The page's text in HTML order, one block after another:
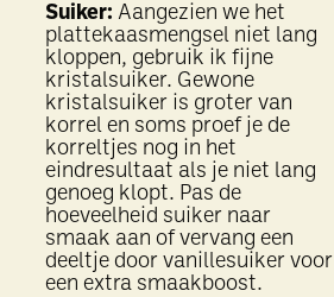
Suiker: Aangezien we het
plattekaasmengsel niet lang
kloppen, gebruik ik fijne
kristalsuiker. Gewone
kristalsuiker is groter van
korrel en soms proef je de
korreltjes nog in het
eindresultaat als je niet lang
genoeg klopt. Pas de
hoeveelheid suiker naar
smaak aan of vervang een
deeltje door vanillesuiker voor
een extra smaakboost.